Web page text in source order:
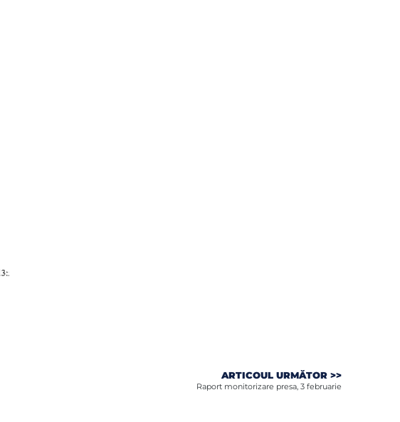
ARTICOUL URMĂTOR >>
Raport monitorizare presa, 3 februarie